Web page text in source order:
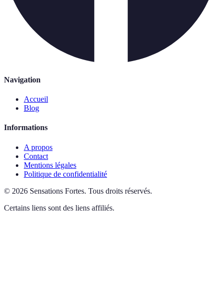
Navigation
Accueil
Blog
Informations
A propos
Contact
Mentions légales
Politique de confidentialité
© 2026 Sensations Fortes. Tous droits réservés.
Certains liens sont des liens affiliés.